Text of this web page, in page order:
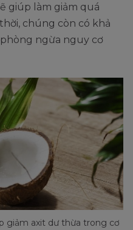
giúp làm giảm quá
chúng còn có khả
ngừa nguy cơ
giảm axit dư thừa trong cơ